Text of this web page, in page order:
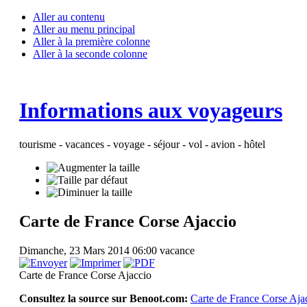
Aller au contenu
Aller au menu principal
Aller à la première colonne
Aller à la seconde colonne
Informations aux voyageurs
tourisme - vacances - voyage - séjour - vol - avion - hôtel
Carte de France Corse Ajaccio
Dimanche, 23 Mars 2014 06:00 vacance
Carte de France Corse Ajaccio
Consultez la source sur Benoot.com: Carte de France Corse